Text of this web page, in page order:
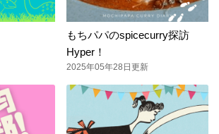
もちパパのspicecurry探訪
Hyper！
2025年05年28日更新